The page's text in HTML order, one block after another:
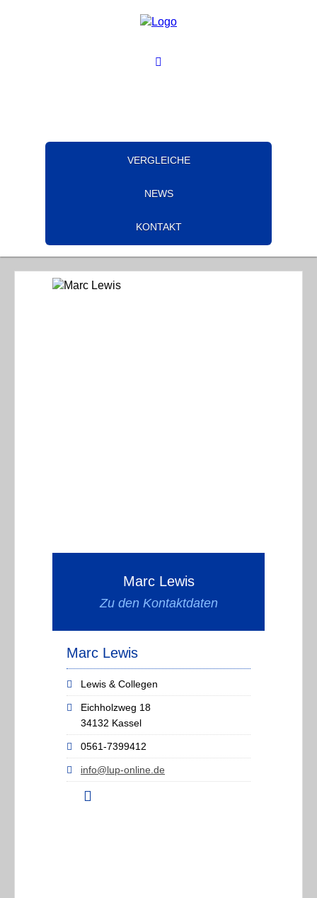
VERGLEICHE
NEWS
KONTAKT
Marc Lewis
Zu den Kontaktdaten
Marc Lewis
Lewis & Collegen
Eichholzweg 18
34132 Kassel
0561-7399412
info@lup-online.de